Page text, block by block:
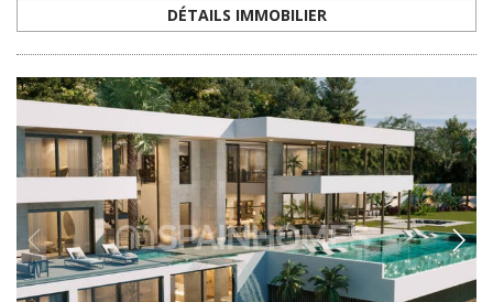
DÉTAILS IMMOBILIER